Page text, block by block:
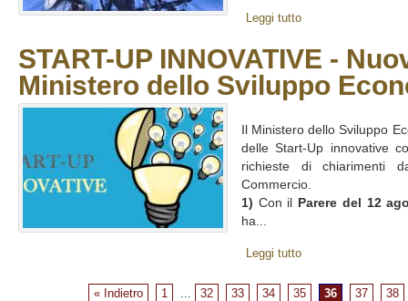
Leggi tutto
START-UP INNOVATIVE -
Ministero dello Sviluppo
Il Ministero dello Sviluppo
delle Start-Up innovative
richieste di chiarimenti
Commercio.
1) Con il
Parere del 12
ha...
Leggi tutto
« Indietro 1 ... 32 33 34 35 36 37 38